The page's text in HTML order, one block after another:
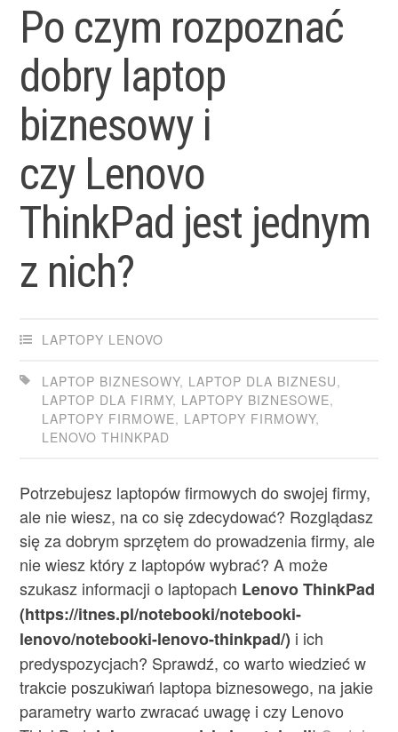
Po czym rozpoznać
dobry laptop
biznesowy i
czy Lenovo
ThinkPad jest jednym
z nich?
LAPTOPY LENOVO
LAPTOP BIZNESOWY, LAPTOP DLA BIZNESU,
LAPTOP DLA FIRMY, LAPTOPY BIZNESOWE,
LAPTOPY FIRMOWE, LAPTOPY FIRMOWY,
LENOVO THINKPAD
Potrzebujesz laptopów firmowych do swojej firmy,
ale nie wiesz, na co się zdecydować? Rozglądasz
się za dobrym sprzętem do prowadzenia firmy, ale
nie wiesz który z laptopów wybrać? A może
szukasz informacji o laptopach Lenovo ThinkPad
(https://itnes.pl/notebooki/notebooki-
lenovo/notebooki-lenovo-thinkpad/) i ich
predyspozycjach? Sprawdź, co warto wiedzieć w
trakcie poszukiwań laptopa biznesowego, na jakie
parametry warto zwracać uwagę i czy Lenovo